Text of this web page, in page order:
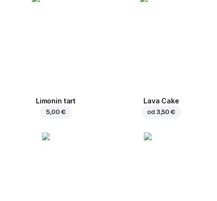
Limonin tart
5,00 €
Lava Cake
od 3,50 €